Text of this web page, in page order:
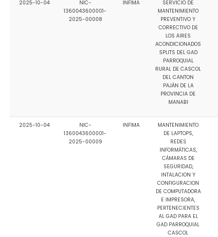
Convocatorias
Plan de desarrollo y Ordenamiento Territorial -
PRESUPUESTO: EJECUCIÓN Y REPORTES
Cédulas presupuestarias y balances
2025-10-04
NIC-
1360043600001-
2025-00008
INFIMA
SERVICIO DE
MANTENIMIENTO
PREVENTIVO Y
CORRECTIVO DE
LOS AIRES
ACONDICIONADOS
SPLITS DEL GAD
PARROQUIAL
RURAL DE CASCOL
DEL CANTON
PAJÁN DE LA
PROVINCIA DE
MANABI
2025-10-04
NIC-
1360043600001-
2025-00009
INFIMA
MANTENIMIENTO
DE LAPTOPS,
REDES
INFORMÁTICAS,
CÁMARAS DE
SEGURIDAD,
INTALACION Y
CONFIGURACION
DE COMPUTADORA
E IMPRESORA,
PERTENECIENTES
AL GAD PARA EL
GAD PARROQUIAL
CASCOL